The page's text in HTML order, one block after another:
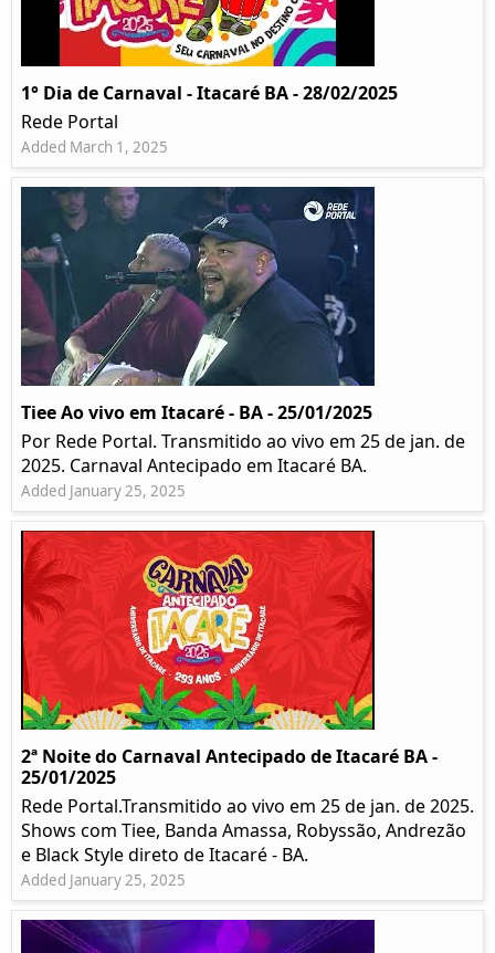
1° Dia de Carnaval - Itacaré BA - 28/02/2025
Rede Portal
Added March 1, 2025
Tiee Ao vivo em Itacaré - BA - 25/01/2025
Por Rede Portal. Transmitido ao vivo em 25 de jan. de
2025. Carnaval Antecipado em Itacaré BA.
Added January 25, 2025
2ª Noite do Carnaval Antecipado de Itacaré BA -
25/01/2025
Rede Portal.Transmitido ao vivo em 25 de jan. de 2025.
Shows com Tiee, Banda Amassa, Robyssão, Andrezão
e Black Style direto de Itacaré - BA.
Added January 25, 2025